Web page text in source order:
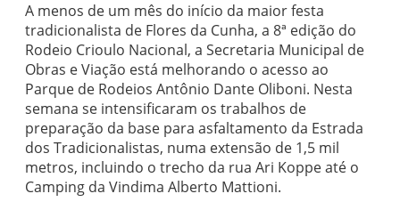
A menos de um mês do início da maior festa
tradicionalista de Flores da Cunha, a 8ª edição do
Rodeio Crioulo Nacional, a Secretaria Municipal de
Obras e Viação está melhorando o acesso ao
Parque de Rodeios Antônio Dante Oliboni. Nesta
semana se intensificaram os trabalhos de
preparação da base para asfaltamento da Estrada
dos Tradicionalistas, numa extensão de 1,5 mil
metros, incluindo o trecho da rua Ari Koppe até o
Camping da Vindima Alberto Mattioni.